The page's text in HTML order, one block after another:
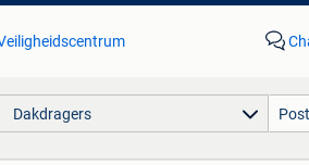
Dakdragers